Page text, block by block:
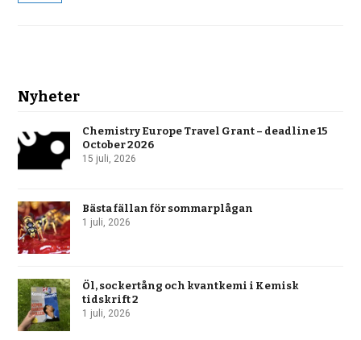
Nyheter
Chemistry Europe Travel Grant – deadline 15
October 2026
15 juli, 2026
Bästa fällan för sommarplågan
1 juli, 2026
Öl, sockertång och kvantkemi i Kemisk
tidskrift 2
1 juli, 2026